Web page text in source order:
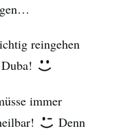
reingehen
immer
Denn